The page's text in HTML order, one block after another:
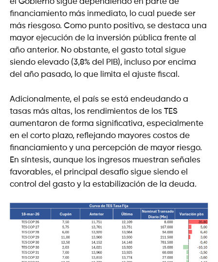
el Gobierno sigue dependiendo en parte de
financiamiento más inmediato, lo cual puede ser
más riesgoso. Como punto positivo, se destaca una
mayor ejecución de la inversión pública frente al
año anterior. No obstante, el gasto total sigue
siendo elevado (3,8% del PIB), incluso por encima
del año pasado, lo que limita el ajuste fiscal.
Adicionalmente, el país se está endeudando a
tasas más altas, los rendimientos de los TES
aumentaron de forma significativa, especialmente
en el corto plazo, reflejando mayores costos de
financiamiento y una percepción de mayor riesgo.
En síntesis, aunque los ingresos muestran señales
favorables, el principal desafío sigue siendo el
control del gasto y la estabilización de la deuda.